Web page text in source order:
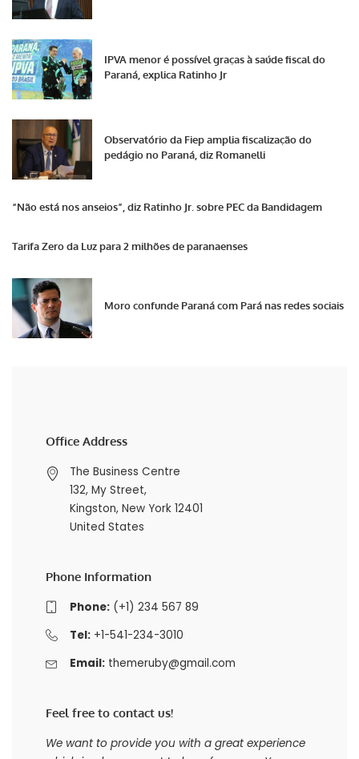
IPVA menor é possível graças à saúde fiscal do
Paraná, explica Ratinho Jr
Observatório da Fiep amplia fiscalização do
pedágio no Paraná, diz Romanelli
“Não está nos anseios”, diz Ratinho Jr. sobre PEC da Bandidagem
Tarifa Zero da Luz para 2 milhões de paranaenses
Moro confunde Paraná com Pará nas redes sociais
Office Address
The Business Centre
132, My Street,
Kingston, New York 12401
United States
Phone Information
Phone:(+1) 234 567 89
Tel:+1-541-234-3010
Email: themeruby@gmail.com
Feel free to contact us!
We want to provide you with a great experience